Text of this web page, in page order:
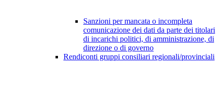
Sanzioni per mancata o incompleta
comunicazione dei dati da parte dei titolari
di incarichi politici, di amministrazione, di
direzione o di governo
Rendiconti gruppi consiliari regionali/provinciali